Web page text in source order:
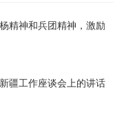
神和兵团精神，激励
工作座谈会上的讲话